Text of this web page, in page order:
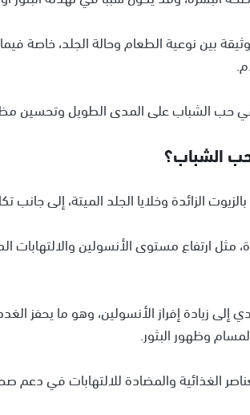
بين نوعية الطعام وحالة الجلد، خاصة فيما
حب الشباب على المدى الطويل وتحسين
الشباب؟
الزائدة وخلايا الجلد الميتة، إلى جانب
مثل ارتفاع مستوى الأنسولين والالتهابات
زيادة إفراز الأنسولين، وهو ما يحفز
وظهور البثور.
الغذائية والمضادة للالتهابات في دعم